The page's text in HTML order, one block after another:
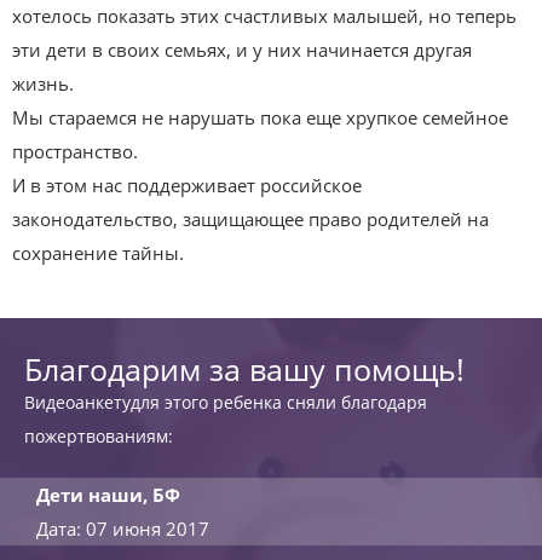
хотелось показать этих счастливых малышей, но теперь
эти дети в своих семьях, и у них начинается другая
жизнь.
Мы стараемся не нарушать пока еще хрупкое семейное
пространство.
И в этом нас поддерживает российское
законодательство, защищающее право родителей на
сохранение тайны.
Благодарим за вашу помощь!
Видеоанкетудля этого ребенка сняли благодаря
пожертвованиям:
Дети наши, БФ
Дата: 07 июня 2017